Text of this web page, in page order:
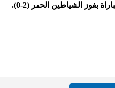
بفوز الشياطين الحمر (2-0).